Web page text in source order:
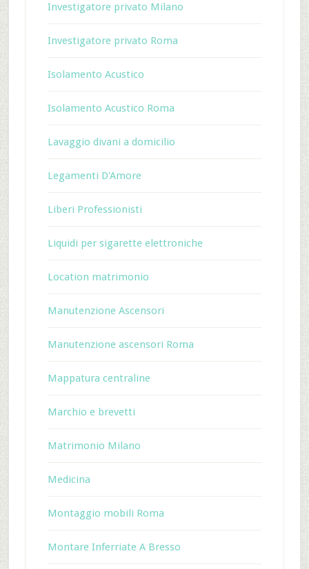
Investigatore privato Milano
Investigatore privato Roma
Isolamento Acustico
Isolamento Acustico Roma
Lavaggio divani a domicilio
Legamenti D'Amore
Liberi Professionisti
Liquidi per sigarette elettroniche
Location matrimonio
Manutenzione Ascensori
Manutenzione ascensori Roma
Mappatura centraline
Marchio e brevetti
Matrimonio Milano
Medicina
Montaggio mobili Roma
Montare Inferriate A Bresso